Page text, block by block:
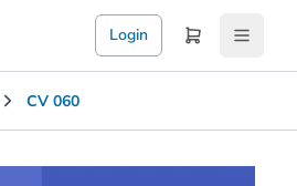
Login
CV 060